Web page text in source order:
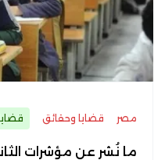
مصر قضايا وحقائق
ما نُشر عن مؤشرات